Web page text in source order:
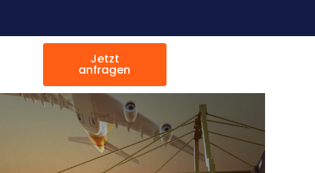
Jetzt
anfragen